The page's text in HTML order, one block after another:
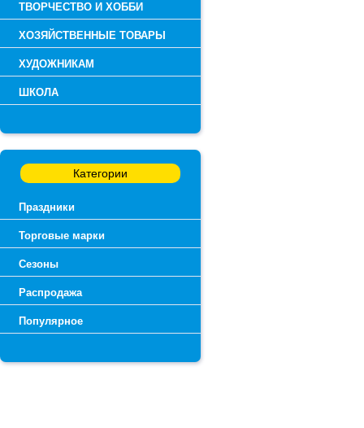
ТВОРЧЕСТВО И ХОББИ
ХОЗЯЙСТВЕННЫЕ ТОВАРЫ
ХУДОЖНИКАМ
ШКОЛА
Категории
Праздники
Торговые марки
Сезоны
Распродажа
Популярное